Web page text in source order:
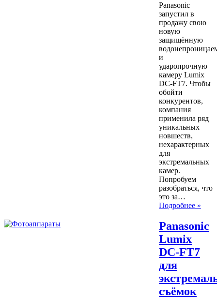
Panasonic
запустил в
продажу свою
новую
защищённую
и
ударопрочную
камеру Lumix
DC-FT7. Чтобы
обойти
конкурентов,
компания
применила ряд
уникальных
новшеств,
нехарактерных
для
экстремальных
камер.
Попробуем
разобраться, что
это за…
Подробнее »
Panasonic
Lumix
DC-FT7
для
съёмок